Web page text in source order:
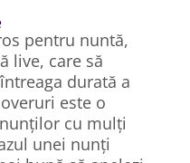
pentru nuntă,
live, care să
durată a
este o
cu mulți
unei nunți